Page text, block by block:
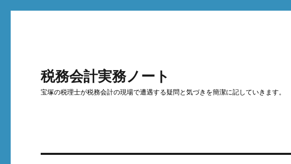
税務会計実務ノート
宝塚の税理士が税務会計の現場で遭遇する疑問と気づきを簡潔に記していきます。